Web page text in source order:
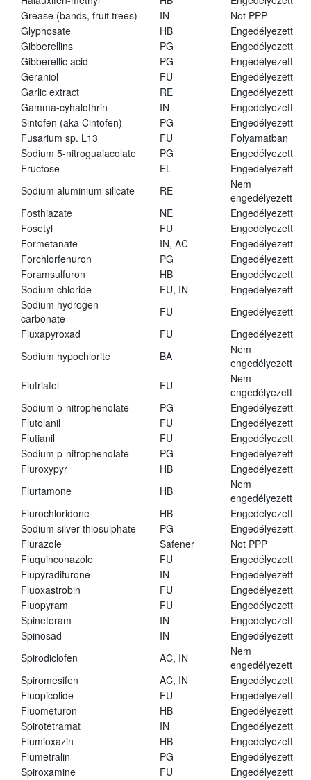
Grease (bands, fruit trees)
IN
Not PPP
Glyphosate
HB
Engedélyezett
Gibberellins
PG
Engedélyezett
Gibberellic acid
PG
Engedélyezett
Geraniol
FU
Engedélyezett
Garlic extract
RE
Engedélyezett
Gamma-cyhalothrin
IN
Engedélyezett
Sintofen (aka Cintofen)
PG
Engedélyezett
Fusarium sp. L13
FU
Folyamatban
Sodium 5-nitroguaiacolate
PG
Engedélyezett
Fructose
EL
Engedélyezett
Sodium aluminium silicate
RE
Nem
engedélyezett
Fosthiazate
NE
Engedélyezett
Fosetyl
FU
Engedélyezett
Formetanate
IN, AC
Engedélyezett
Forchlorfenuron
PG
Engedélyezett
Foramsulfuron
HB
Engedélyezett
Sodium chloride
FU, IN
Engedélyezett
Sodium hydrogen
carbonate
FU
Engedélyezett
Fluxapyroxad
FU
Engedélyezett
Sodium hypochlorite
BA
Nem
engedélyezett
Flutriafol
FU
Nem
engedélyezett
Sodium o-nitrophenolate
PG
Engedélyezett
Flutolanil
FU
Engedélyezett
Flutianil
FU
Engedélyezett
Sodium p-nitrophenolate
PG
Engedélyezett
Fluroxypyr
HB
Engedélyezett
Flurtamone
HB
Nem
engedélyezett
Flurochloridone
HB
Engedélyezett
Sodium silver thiosulphate
PG
Engedélyezett
Flurazole
Safener
Not PPP
Fluquinconazole
FU
Engedélyezett
Flupyradifurone
IN
Engedélyezett
Fluoxastrobin
FU
Engedélyezett
Fluopyram
FU
Engedélyezett
Spinetoram
IN
Engedélyezett
Spinosad
IN
Engedélyezett
Spirodiclofen
AC, IN
Nem
engedélyezett
Spiromesifen
AC, IN
Engedélyezett
Fluopicolide
FU
Engedélyezett
Fluometuron
HB
Engedélyezett
Spirotetramat
IN
Engedélyezett
Flumioxazin
HB
Engedélyezett
Flumetralin
PG
Engedélyezett
Spiroxamine
FU
Engedélyezett